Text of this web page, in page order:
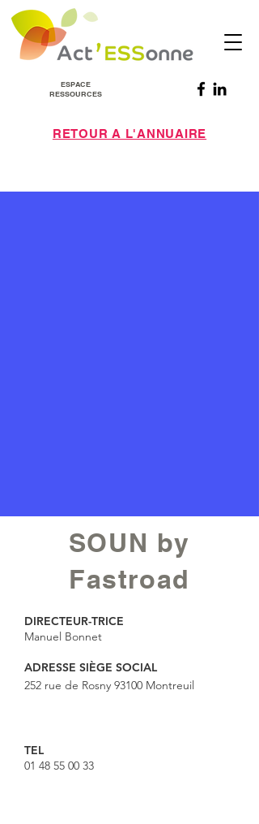
ESPACE
RESSOURCES
RETOUR A L'ANNUAIRE
SOUN by
Fastroad
DIRECTEUR-TRICE
Manuel Bonnet
ADRESSE SIÈGE SOCIAL
252 rue de Rosny 93100 Montreuil
TEL
01 48 55 00 33